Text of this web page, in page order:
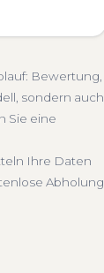
nicht
Über
Bewertung,
sondern auch
Sie eine
Ihre Daten
Abholung